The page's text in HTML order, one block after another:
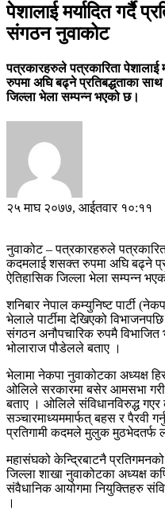
पेशालाई मर्यादित गर्दै
संगठन नुवाकोट
पत्रकारहरुले पत्रकारिता पेशालाई
रुपमा अघि बढ्ने प्रतिबद्धताका
जिल्ला भेला सम्पन्न भएको छ।
२५ माघ २०७७, आईतवार १०:११
नुवाकोट – पत्रकारहरुले पत्रकारिता
कदमलाई शसक्त रुपमा अघि बढ्ने
ऐतिहासिक जिल्ला भेला सम्पन्न
शनिबार नेपाल कम्युनिष्ट पार्टी
भेलाले पार्टीमा देखिएको
संगठन अनौपचारिक रुपमै
भोलाराज पौडेलले बताए ।
भेलामा नेकपा नुवाकोटका अध्यक्ष
ओलिले सरकारमा बसेर आमसभा
बताए । ओलिले संविधानविरुद्ध
सञ्चारमाध्यममार्फत् बहस र पैरवी
प्रतिगामी कदमले मुलुक मुठभेदतर्फ
महासंघको केन्द्रिबाटनै
जिल्ला शाखा नुवाकोटका अध्यक्ष
संवैधानिक आयोगमा नियुक्तिहरु
।